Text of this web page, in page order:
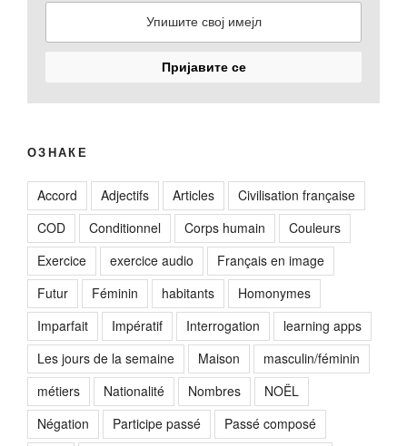
ОЗНАКЕ
Accord Adjectifs Articles
Civilisation française
COD
Conditionnel Corps humain
Couleurs
Exercice
exercice audio
Français en image
Futur
Féminin habitants
Homonymes
Imparfait
Impératif Interrogation
learning apps
Les jours de la semaine
Maison
masculin/féminin
métiers
Nationalité Nombres
NOËL
Négation
Participe passé
Passé composé